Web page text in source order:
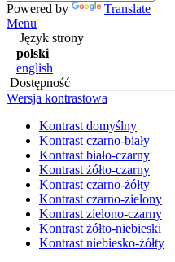
Powered by
Translate
Menu
Język strony
polski
english
Dostępność
Wersja kontrastowa
Kontrast domyślny
Kontrast czarno-biały
Kontrast biało-czarny
Kontrast żółto-czarny
Kontrast czarno-żółty
Kontrast czarno-zielony
Kontrast zielono-czarny
Kontrast żółto-niebieski
Kontrast niebiesko-żółty